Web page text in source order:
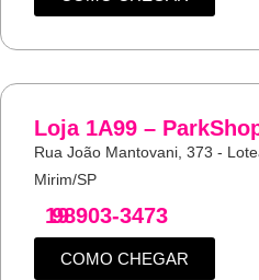
Loja 1A99 –
Rua João Mantovani, 373 -
Mirim/SP
19
98903-3473
COMO CHEGAR